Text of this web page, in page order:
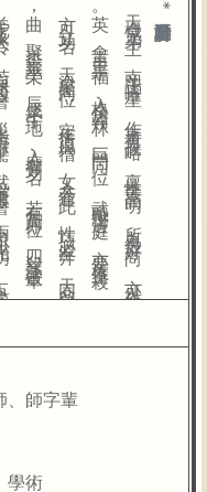
*向右滑動看更多籤詩
天
機
兄
弟
主
，
南
斗
正
曜
星
，
作
事
有
操
略
，
稟
性
最
高
明
，
所
為
最
好
尚
，
亦
可
作
群
英
。
會
吉
主
享
福
，
入
格
居
翰
林
，
巨
門
同
一
位
，
武
職
壓
邊
庭
，
亦
要
權
逢
殺
，
方
可
立
功
名
。
天
梁
星
同
位
，
定
作
道
與
僧
，
女
人
若
逢
此
，
性
巧
必
淫
奔
，
天
同
與
昌
曲
，
聚
拱
主
華
榮
。
辰
戌
子
午
地
，
入
廟
有
功
名
，
若
在
寅
卯
位
，
四
殺
並
破
軍
，
羊
陀
及
火
玲
，
若
與
諸
殺
會
，
災
患
有
虛
驚
，
武
暗
廉
破
會
，
兩
目
少
光
明
，
占
卜
臨
此
宿
，
事
必
有
變
更
。
、師字輩
學術